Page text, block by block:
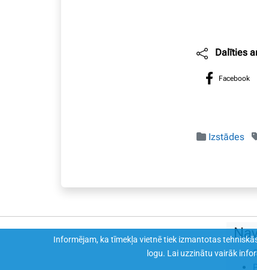
Dalīties
Facebook
Izstādes
Informējam, ka tīmekļa vietnē tiek izmantotas
logu. Lai uzzinātu vairāk